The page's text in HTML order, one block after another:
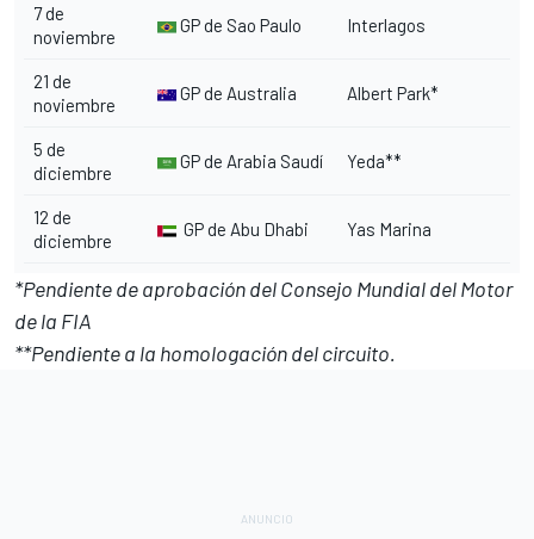
7 de
noviembre
GP de Sao Paulo Interlagos
21 de
noviembre
GP de Australia Albert Park*
5 de
diciembre
GP de Arabia Saudí Yeda**
12 de
diciembre
GP de Abu Dhabi Yas Marina
*Pendiente de aprobación del Consejo Mundial del Motor
de la FIA
**Pendiente a la homologación del circuito.